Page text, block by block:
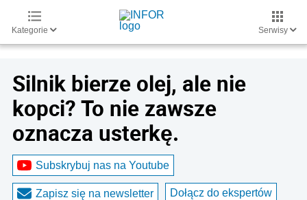
Kategorie Serwisy
Silnik bierze olej, ale nie
kopci? To nie zawsze
oznacza usterkę.
Subskrybuj nas na Youtube
Zapisz się na newsletter Dołącz do ekspertów